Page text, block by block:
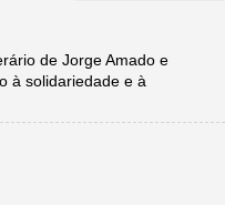
de Jorge Amado e
à solidariedade e à